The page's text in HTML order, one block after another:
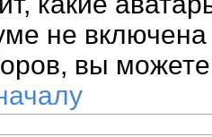
не включена
вы